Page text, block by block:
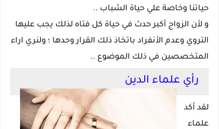
حياتنا وخاصة علي حياة الشباب ..
و لأن الزواج أكبر حدث في حياة كل فتاه لذلك يجب عليها
التروي وعدم الأنفراد باتخاذ ذلك القرار وحدها ؛ ولنري اراء
المتخصصين في ذلك الموضوع ..
رأي علماء الدين
لقد أكد
علماء